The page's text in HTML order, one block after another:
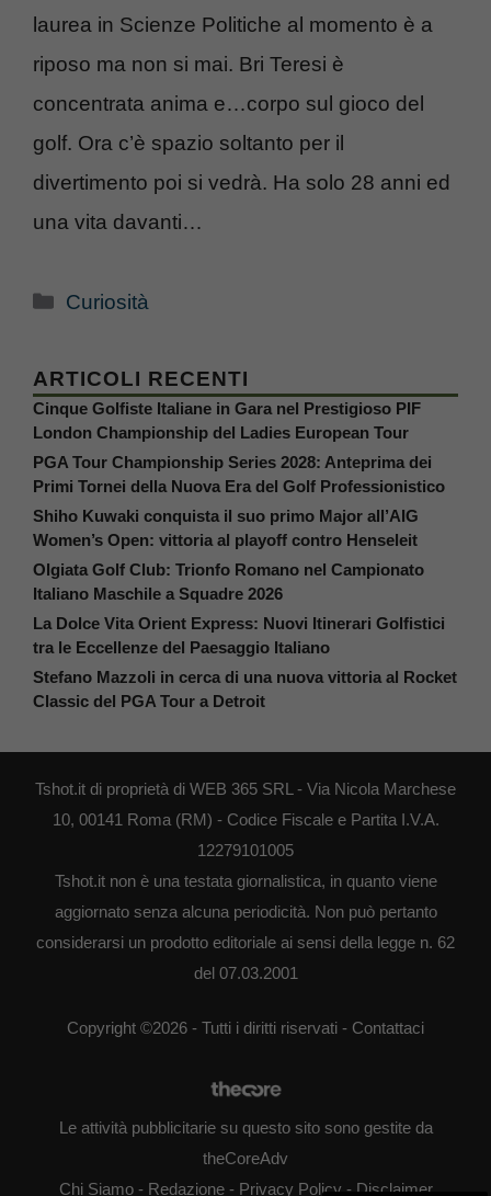
laurea in Scienze Politiche al momento è a
riposo ma non si mai. Bri Teresi è
concentrata anima e…corpo sul gioco del
golf. Ora c’è spazio soltanto per il
divertimento poi si vedrà. Ha solo 28 anni ed
una vita davanti…
Categorie
Curiosità
ARTICOLI RECENTI
Cinque Golfiste Italiane in Gara nel Prestigioso PIF
London Championship del Ladies European Tour
PGA Tour Championship Series 2028: Anteprima dei
Primi Tornei della Nuova Era del Golf Professionistico
Shiho Kuwaki conquista il suo primo Major all’AIG
Women’s Open: vittoria al playoff contro Henseleit
Olgiata Golf Club: Trionfo Romano nel Campionato
Italiano Maschile a Squadre 2026
La Dolce Vita Orient Express: Nuovi Itinerari Golfistici
tra le Eccellenze del Paesaggio Italiano
Stefano Mazzoli in cerca di una nuova vittoria al Rocket
Classic del PGA Tour a Detroit
Tshot.it di proprietà di WEB 365 SRL - Via Nicola Marchese
10, 00141 Roma (RM) - Codice Fiscale e Partita I.V.A.
12279101005
Tshot.it non è una testata giornalistica, in quanto viene
aggiornato senza alcuna periodicità. Non può pertanto
considerarsi un prodotto editoriale ai sensi della legge n. 62
del 07.03.2001
Copyright ©2026 - Tutti i diritti riservati - Contattaci
Le attività pubblicitarie su questo sito sono gestite da
theCoreAdv
Chi Siamo- Redazione- Privacy Policy- Disclaimer